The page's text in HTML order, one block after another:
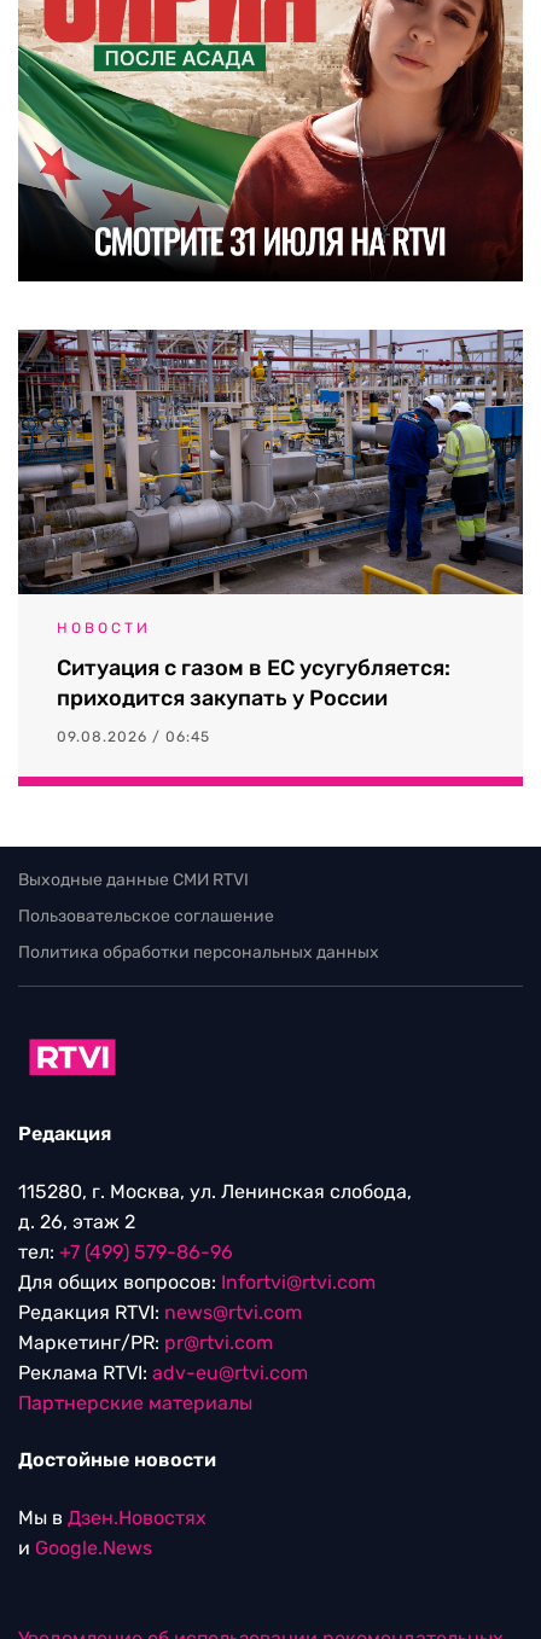
НОВОСТИ
Ситуация с газом в ЕС усугубляется:
приходится закупать у России
09.08.2026 / 06:45
Выходные данные СМИ RTVI
Пользовательское соглашение
Политика обработки персональных данных
Редакция
115280, г. Москва, ул. Ленинская слобода,
д. 26, этаж 2
тел: +7 (499) 579-86-96
Для общих вопросов: Infortvi@rtvi.com
Редакция RTVI: news@rtvi.com
Маркетинг/PR: pr@rtvi.com
Реклама RTVI: adv-eu@rtvi.com
Партнерские материалы
Достойные новости
Мы в Дзен.Новостях
и Google.News